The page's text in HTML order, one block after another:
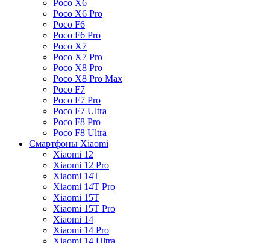
Poco X6
Poco X6 Pro
Poco F6
Poco F6 Pro
Poco X7
Poco X7 Pro
Poco X8 Pro
Poco X8 Pro Max
Poco F7
Poco F7 Pro
Poco F7 Ultra
Poco F8 Pro
Poco F8 Ultra
Смартфоны Xiaomi
Xiaomi 12
Xiaomi 12 Pro
Xiaomi 14T
Xiaomi 14T Pro
Xiaomi 15T
Xiaomi 15T Pro
Xiaomi 14
Xiaomi 14 Pro
Xiaomi 14 Ultra